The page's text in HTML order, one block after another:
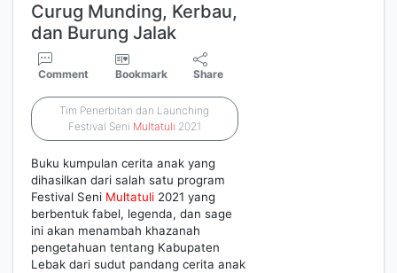
Curug Munding, Kerbau,
dan Burung Jalak
Comment Bookmark Share
Tim Penerbitan dan Launching
Festival Seni Multatuli 2021
Buku kumpulan cerita anak yang
dihasilkan dari salah satu program
Festival Seni Multatuli 2021 yang
berbentuk fabel, legenda, dan sage
ini akan menambah khazanah
pengetahuan tentang Kabupaten
Lebak dari sudut pandang cerita anak